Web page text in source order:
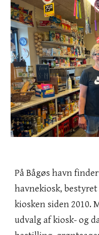
På Bågøs havn
havnekiosk,
kiosken siden 2010.
udvalg af kiosk- og